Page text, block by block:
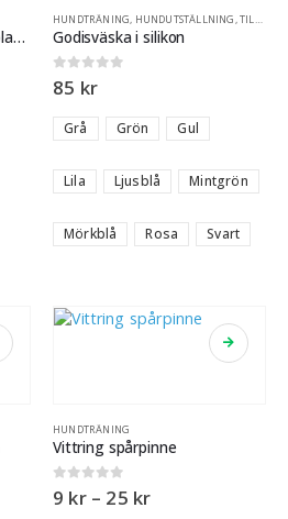
CSiGORA Nosework Hydrolat Eucalyptus
HUNDTRÄNING, HUNDUTSTÄLLNING,TILL HUNDÄGARE
Godisväska i silikon
0out of 5
85 kr
Grå Grön Gul
Lila Ljusblå Mintgrön
Mörkblå Rosa Svart
HUNDTRÄNING
Vittring spårpinne
0 out of 5
9 kr – 25 kr